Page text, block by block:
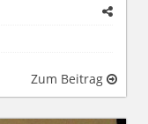
Zum Beitrag